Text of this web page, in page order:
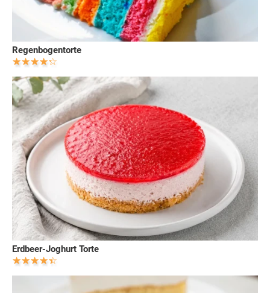
Regenbogentorte
Erdbeer-Joghurt Torte